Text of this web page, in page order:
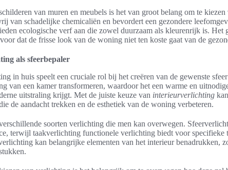
van muren en meubels is het van groot belang om te
van schadelijke chemicaliën en bevordert een gezondere
ecologische verf aan die zowel duurzaam als kleurenrijk is. Het
dat de frisse look van de woning niet ten koste gaat van de
als sfeerbepaler
in huis speelt een cruciale rol bij het creëren van de gewenste
van een kamer transformeren, waardoor het een warme en
uitstraling krijgt. Met de juiste keuze van interieurverlichting
de aandacht trekken en de esthetiek van de woning verbeteren.
soorten verlichting die men kan overwegen.
terwijl taakverlichting functionele verlichting biedt voor specifieke
kan belangrijke elementen van het interieur benadrukken,